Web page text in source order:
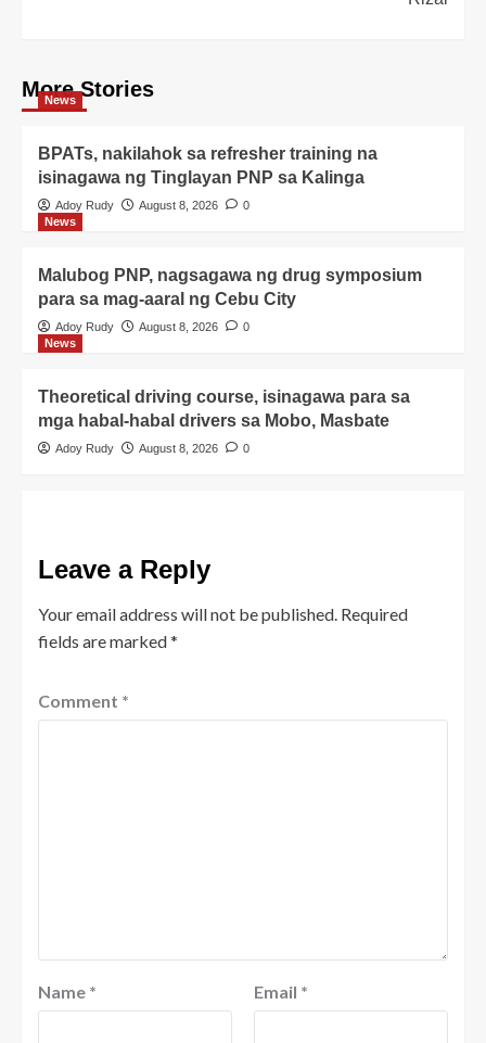
More Stories
News
BPATs, nakilahok sa refresher training na
isinagawa ng Tinglayan PNP sa Kalinga
Adoy Rudy August 8, 2026
0
News
Malubog PNP, nagsagawa ng drug symposium
para sa mag-aaral ng Cebu City
Adoy Rudy August 8, 2026
0
News
Theoretical driving course, isinagawa para sa
mga habal-habal drivers sa Mobo, Masbate
Adoy Rudy August 8, 2026 0
Leave a Reply
Your email address will not be published. Required
fields are marked*
Comment *
Name * Email *